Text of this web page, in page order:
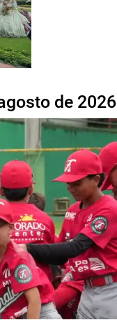
de 2026